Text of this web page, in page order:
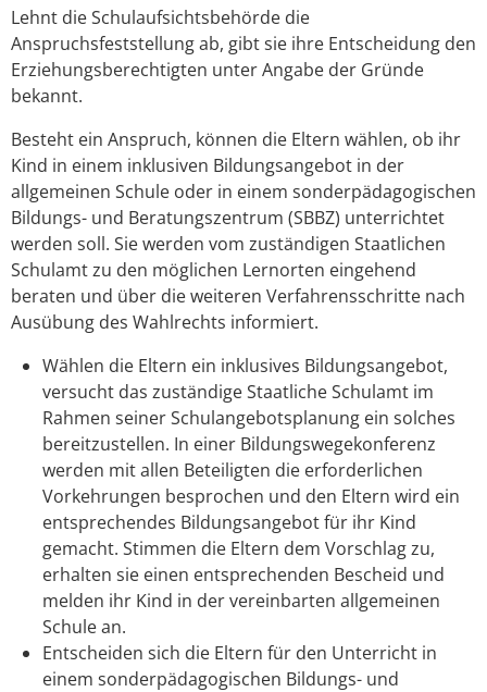
Lehnt die Schulaufsichtsbehörde die
Anspruchsfeststellung ab, gibt sie ihre Entscheidung den
Erziehungsberechtigten unter Angabe der Gründe
bekannt.
Besteht ein Anspruch, können die Eltern wählen, ob ihr
Kind in einem inklusiven Bildungsangebot in der
allgemeinen Schule oder in einem sonderpädagogischen
Bildungs- und Beratungszentrum (SBBZ) unterrichtet
werden soll. Sie werden vom zuständigen Staatlichen
Schulamt zu den möglichen Lernorten eingehend
beraten und über die weiteren Verfahrensschritte nach
Ausübung des Wahlrechts informiert.
Wählen die Eltern ein inklusives Bildungsangebot,
versucht das zuständige Staatliche Schulamt im
Rahmen seiner Schulangebotsplanung ein solches
bereitzustellen. In einer Bildungswegekonferenz
werden mit allen Beteiligten die erforderlichen
Vorkehrungen besprochen und den Eltern wird ein
entsprechendes Bildungsangebot für ihr Kind
gemacht. Stimmen die Eltern dem Vorschlag zu,
erhalten sie einen entsprechenden Bescheid und
melden ihr Kind in der vereinbarten allgemeinen
Schule an.
Entscheiden sich die Eltern für den Unterricht in
einem sonderpädagogischen Bildungs- und